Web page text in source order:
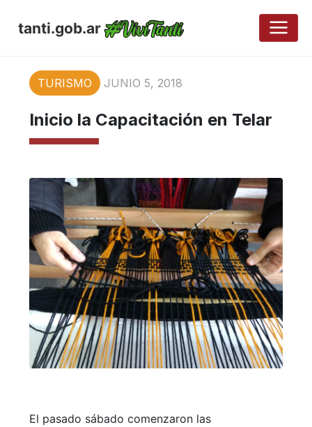
tanti.gob.ar
TURISMO JUNIO 5, 2018
Inicio la Capacitación en Telar
El pasado sábado comenzaron las